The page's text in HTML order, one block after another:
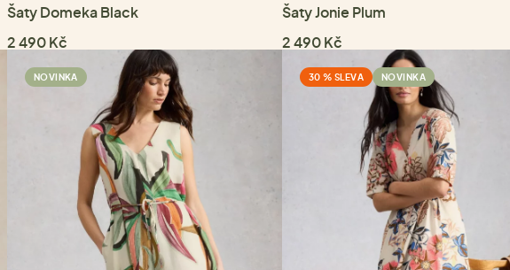
Šaty Domeka Black
2 490 Kč
Šaty Jonie Plum
2 490 Kč
NOVINKA 30 % SLEVA NOVINKA